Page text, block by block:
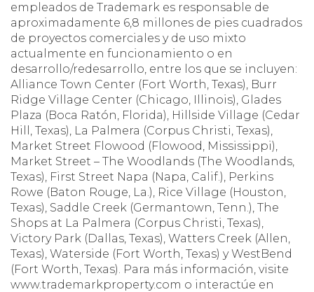
empleados de Trademark es responsable de
aproximadamente 6,8 millones de pies cuadrados
de proyectos comerciales y de uso mixto
actualmente en funcionamiento o en
desarrollo/redesarrollo, entre los que se incluyen:
Alliance Town Center (Fort Worth, Texas), Burr
Ridge Village Center (Chicago, Illinois), Glades
Plaza (Boca Ratón, Florida), Hillside Village (Cedar
Hill, Texas), La Palmera (Corpus Christi, Texas),
Market Street Flowood (Flowood, Mississippi),
Market Street – The Woodlands (The Woodlands,
Texas), First Street Napa (Napa, Calif.), Perkins
Rowe (Baton Rouge, La.), Rice Village (Houston,
Texas), Saddle Creek (Germantown, Tenn.), The
Shops at La Palmera (Corpus Christi, Texas),
Victory Park (Dallas, Texas), Watters Creek (Allen,
Texas), Waterside (Fort Worth, Texas) y WestBend
(Fort Worth, Texas). Para más información, visite
www.trademarkproperty.com o interactúe en